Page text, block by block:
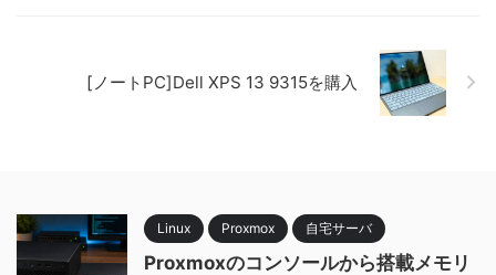
[ノートPC]Dell XPS 13 9315を購入
Linux Proxmox 自宅サーバ
Proxmoxのコンソールから搭載メモリ